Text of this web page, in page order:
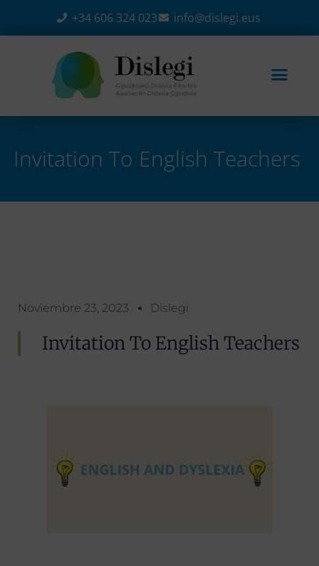
+34 606 324 023 info@dislegi.eus
Invitation To English Teachers
Noviembre 23, 2023 Dislegi
Invitation To English Teachers